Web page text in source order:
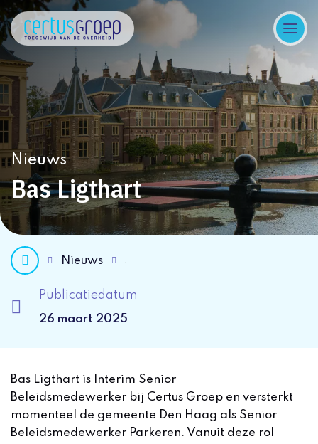
Nieuws
Bas Ligthart
Nieuws
Publicatiedatum
26 maart 2025
Bas Ligthart is Interim Senior
Beleidsmedewerker bij Certus Groep en versterkt
momenteel de gemeente Den Haag als Senior
Beleidsmedewerker Parkeren. Vanuit deze rol